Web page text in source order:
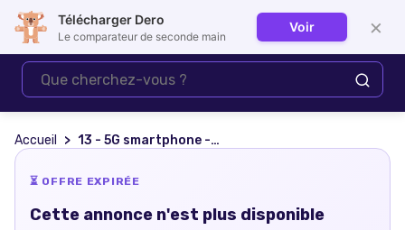
Se connecter
Accueil 13 - 5G smartphone - double SIM - RAM 16 Go / Mémoire interne 512 Go - écran OEL - 6.82"" - 3168 x 1440 pixels (120 Hz) - 3 x caméras arrière 50 MP,
⏳ OFFRE EXPIRÉE
Cette annonce n'est plus disponible
Télécharger Dero
Le comparateur de seconde main
Voir ×